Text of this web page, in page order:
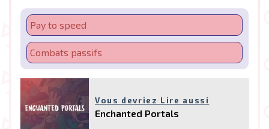
Pay to speed
Combats passifs
Vous devriez Lire aussi
Enchanted Portals